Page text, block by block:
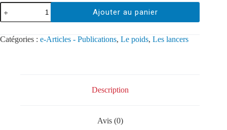
Ajouter au panier
Catégories : e-Articles - Publications, Le poids, Les lancers
Description
Avis (0)